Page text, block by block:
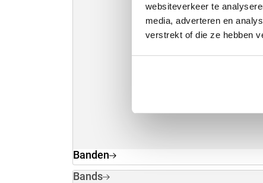
websiteverkeer te
media, adverteren en
verstrekt of die ze hebben
Banden
Bands